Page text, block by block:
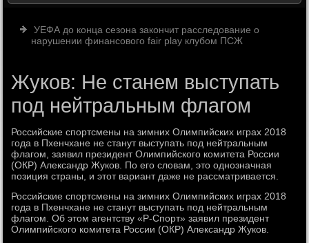
УЕФА до конца сезона закончит расследование о
нарушении финансового fair play клубом ПСЖ
Жуков: Не станем выступать
под нейтральным флагом
Российские спортсмены на зимних Олимпийских играх 2018
года в Пхенчхане не станут выступать под нейтральным
флагом, заявил президент Олимпийского комитета России
(ОКР) Александр Жуков. По его словам, это однозначная
позиция страны, и этот вариант даже не рассматривается.
Российские спортсмены на зимних Олимпийских играх 2018
года в Пхенчхане не станут выступать под нейтральным
флагом. Об этом агентству «Р-Спорт» заявил президент
Олимпийского комитета России (ОКР) Александр Жуков.